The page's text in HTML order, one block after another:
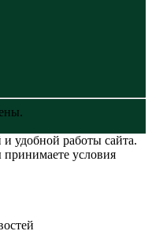
удобной работы сайта.
принимаете условия